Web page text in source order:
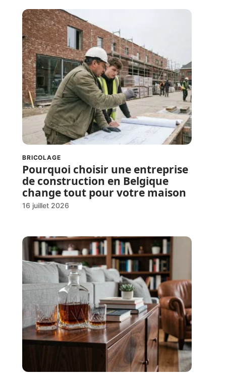
BRICOLAGE
Pourquoi choisir une entreprise
de construction en Belgique
change tout pour votre maison
16 juillet 2026